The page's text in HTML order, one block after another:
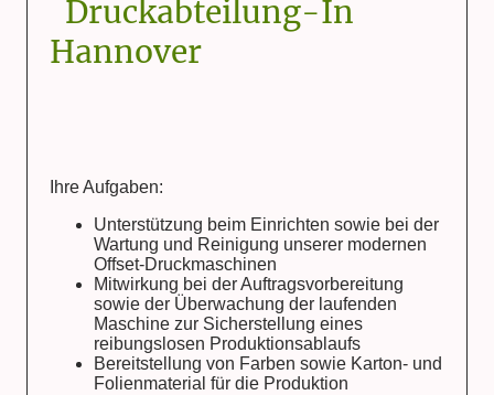
Druckabteilung-In
Hannover
Ihre Aufgaben:
Unterstützung beim Einrichten sowie bei der
Wartung und Reinigung unserer modernen
Offset-Druckmaschinen
Mitwirkung bei der Auftragsvorbereitung
sowie der Überwachung der laufenden
Maschine zur Sicherstellung eines
reibungslosen Produktionsablaufs
Bereitstellung von Farben sowie Karton- und
Folienmaterial für die Produktion